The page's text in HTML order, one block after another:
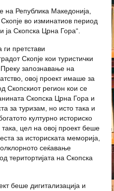
на Република Македонија,
во изминатиов период
ја Скопска Црна Гора“.
претстави
Скопје кои туристички
запознавање на
овој проект имаше за
Скопскиот регион кои се
Скопска Црна Гора и
за туризам, но исто така и
културно историско
цел на овој проект беше
за историската меморија,
сеќавање
територтијата на Скопска
беше дигитализација и